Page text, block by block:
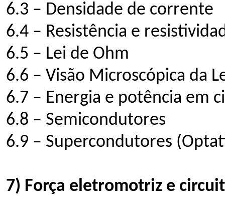
6.3 – Densidade de corrente
6.4 – Resistência e
6.5 – Lei de Ohm
6.6 – Visão Microscópica da
6.7 – Energia e potência em
6.8 – Semicondutores
6.9 – Supercondutores
7) Força eletromotriz e